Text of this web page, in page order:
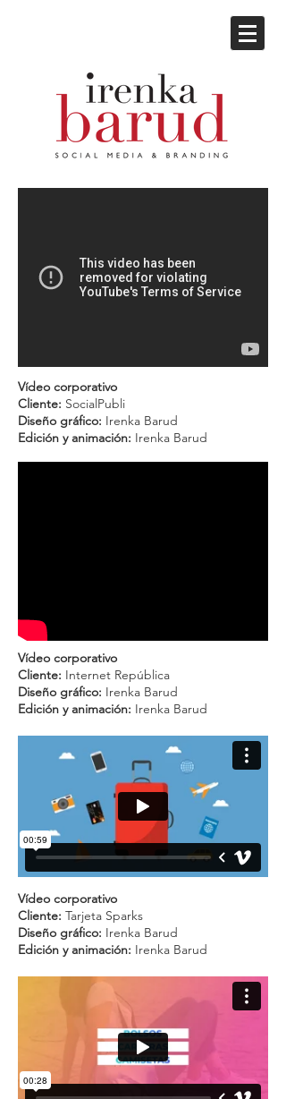
Vídeo corporativo
Cliente: Tarjeta Sparks
Diseño gráfico: Irenka Barud
Edición y animación: Irenka Barud
Vídeo corporativo
Cliente: SocialPubli
Diseño gráfico: Irenka Barud
Edición y animación: Irenka Barud
Vídeo corporativo
Cliente: Internet República
Diseño gráfico: Irenka Barud
Edición y animación: Irenka Barud